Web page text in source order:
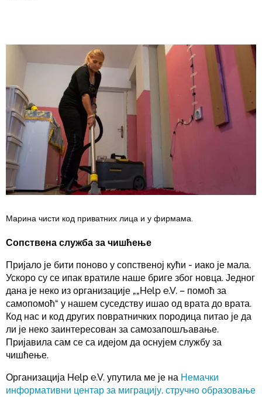
Марина чисти код приватних лица и у фирмама.
Сопствена служба за чишћење
Пријало је бити поново у сопственој кући - иако је мала.
Ускоро су се ипак вратиле наше бриге због новца. Једног
дана је неко из организације „„Help e.V. – помоћ за
самопомоћ“ у нашем суседству ишао од врата до врата.
Код нас и код других повратничких породица питао је да
ли је неко заинтересован за самозапошљавање.
Пријавила сам се са идејом да оснујем службу за
чишћење.
Организација Help e.V. упутила ме је на Немачки
информативни центар за миграцију, стручно образовање